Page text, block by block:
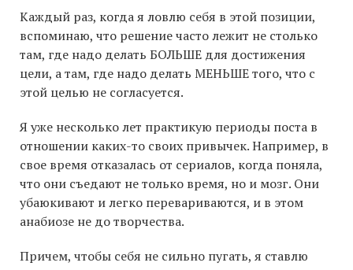
Каждый раз, когда я ловлю себя в этой позиции,
вспоминаю, что решение часто лежит не столько
там, где надо делать БОЛЬШЕ для достижения
цели, а там, где надо делать МЕНЬШЕ того, что с
этой целью не согласуется.
Я уже несколько лет практикую периоды поста в
отношении каких-то своих привычек. Например, в
свое время отказалась от сериалов, когда поняла,
что они съедают не только время, но и мозг. Они
убаюкивают и легко перевариваются, и в этом
анабиозе не до творчества.
Причем, чтобы себя не сильно пугать, я ставлю